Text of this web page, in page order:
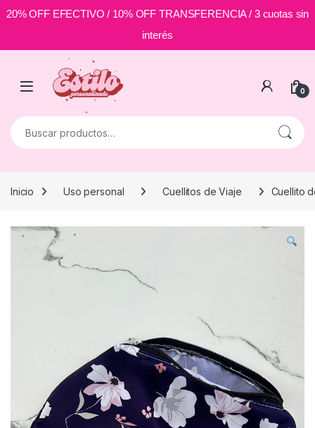
20% OFF EFECTIVO / 10% OFF TRANSFERENCIA / 3 cuotas sin
interés
Skip to navigation
0
Buscar por:
Inicio Uso personal Cuellitos de Viaje Cuellito